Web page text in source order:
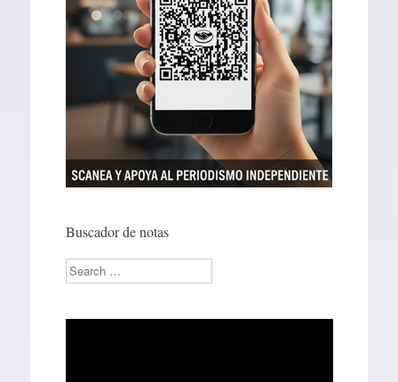
Buscador de notas
Search